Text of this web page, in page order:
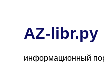
AZ-libr.ру
информационный